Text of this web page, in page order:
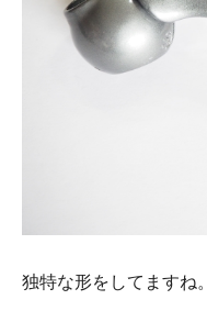
独特な形をしてますね。